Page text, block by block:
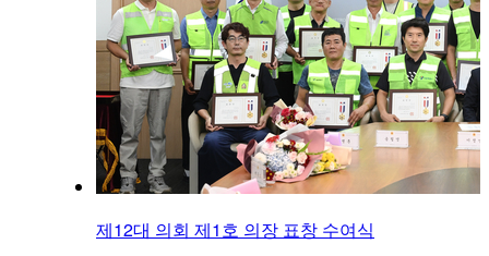
제12대 의회 제1호 의장 표창 수여식